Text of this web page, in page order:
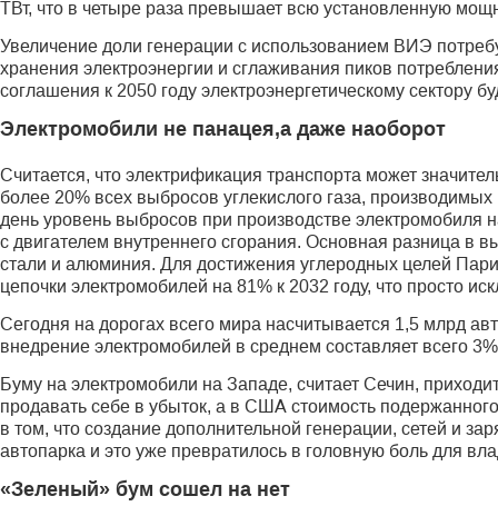
ТВт, что в четыре раза превышает всю установленную
Увеличение доли генерации с использованием ВИЭ
хранения электроэнергии и сглаживания пиков
соглашения к 2050 году электроэнергетическому сектору
Электромобили не панацея,а даже наоборот
Считается, что электрификация транспорта может
более 20% всех выбросов углекислого газа,
день уровень выбросов при производстве
с двигателем внутреннего сгорания. Основная разница в
стали и алюминия. Для достижения углеродных целей
цепочки электромобилей на 81% к 2032 году, что просто
Сегодня на дорогах всего мира насчитывается 1,5 млрд
внедрение электромобилей в среднем составляет всего
Буму на электромобили на Западе, считает Сечин,
продавать себе в убыток, а в США стоимость
в том, что создание дополнительной генерации, сетей и
автопарка и это уже превратилось в головную боль для
«Зеленый» бум сошел на нет